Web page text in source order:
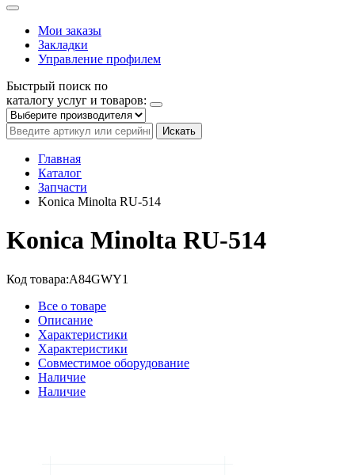
Мои заказы
Закладки
Управление профилем
Быстрый поиск по
каталогу услуг и товаров:
Искать
Главная
Каталог
Запчасти
Konica Minolta RU-514
Konica Minolta RU-514
Код товара:A84GWY1
Все о товаре
Описание
Характеристики
Характеристики
Совместимое оборудование
Наличие
Наличие